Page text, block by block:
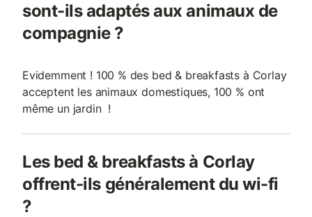
sont-ils adaptés aux animaux de
compagnie ?
Evidemment ! 100 % des bed & breakfasts à Corlay
acceptent les animaux domestiques, 100 % ont
même un jardin !
Les bed & breakfasts à Corlay
offrent-ils généralement du wi-fi
?